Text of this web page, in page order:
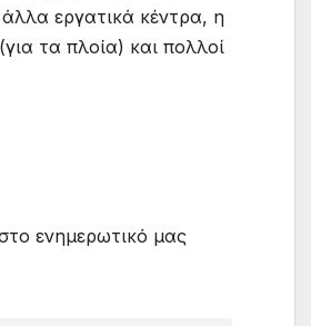
εργατικά κέντρα, η
τα πλοία) και πολλοί
ενημερωτικό μας